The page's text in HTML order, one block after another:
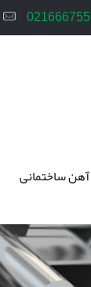
آهن ساختمانی